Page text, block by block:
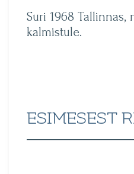
Suri 1968 Tallinnas,
kalmistule.
ESIMESEST